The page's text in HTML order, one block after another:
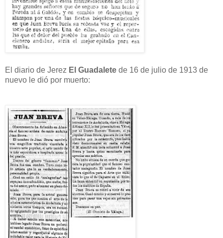
El diario de Jerez El Guadalete de 16 de julio de 1913 de
nuevo le dió por muerto: